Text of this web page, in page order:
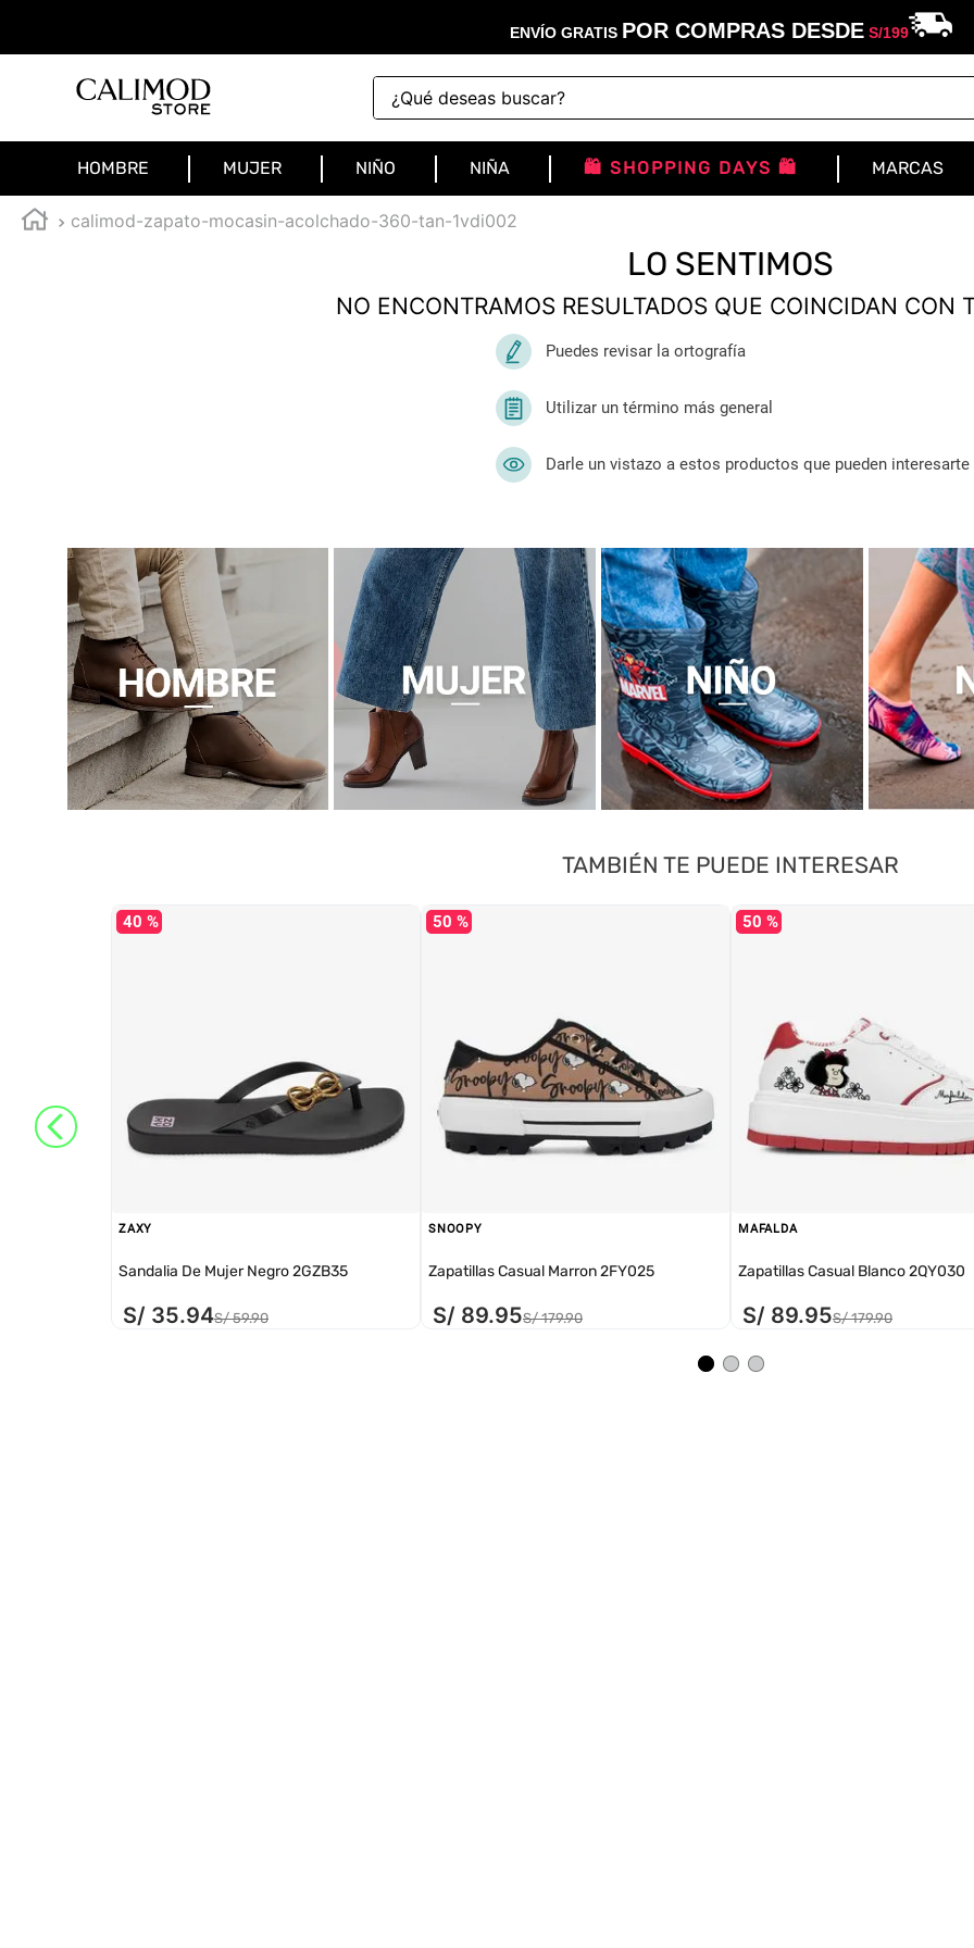
ENVÍO GRATIS POR COMPRAS DESDES/199
¿Qué deseas buscar?
HOMBRE MUJER NIÑO NIÑA 🛍️ SHOPPING DAYS 🛍️ MARCAS
calimod-zapato-mocasin-acolchado-360-tan-1vdi002
LO SENTIMOS
NO ENCONTRAMOS RESULTADOS QUE COINCIDAN CON
Puedes revisar la ortografía
Utilizar un término más general
Darle un vistazo a estos productos que pueden interesarte
TAMBIÉN TE PUEDE INTERESAR
40 %
ZAXY
Sandalia De Mujer Negro 2GZB35
S/ 35.94S/ 59.90
50 %
SNOOPY
Zapatillas Casual Marron 2FY025
S/ 89.95S/ 179.90
50 %
MAFALDA
Zapatillas Casual Blanco 2QY030
S/ 89.95S/ 179.90